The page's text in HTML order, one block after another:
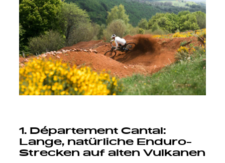
1. Département Cantal:
Lange, natürliche Enduro-
Strecken auf alten Vulkanen